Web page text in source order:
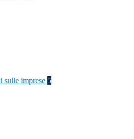
sulle imprese 5